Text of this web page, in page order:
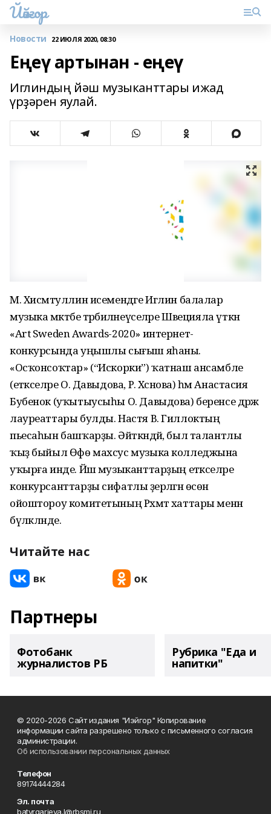
Йәйғор
Новости 22 ИЮЛЯ 2020, 08:30
Еңеү артынан - еңеү
Иглиндың йәш музыканттары ижад
үрҙәрен яулай.
М. Хисмәтуллин исемендәге Иглин балалар
музыка мәктәбе тәрбиәләнеүселәре Швецияла үткән
«Art Sweden Awards-2020» интернет-
конкурсында уңышлы сығыш яһаны.
«Осҡонсоҡтар» (“Искорки”) ҡатнаш ансамбле
(етәкселәре О. Давыдова, Р. Хәсәнова) һәм Анастасия
Бубенок (уҡытыусыһы О. Давыдова) беренсе дәрәжә
лауреаттары булды. Настя В. Гиллоктың
пьесаһын башҡарҙы. Әйткәндәй, был талантлы
ҡыҙ быйыл Өфө махсус музыка колледжына
уҡырға инде. Йәш музыканттарҙың етәкселәре
конкурсанттарҙы сифатлы әҙерләгән өсөн
ойоштороу комитетының Рәхмәт хаттары менән
бүләкләнде.
Читайте нас
Партнеры
Фотобанк
журналистов РБ
Рубрика "Еда и
напитки"
© 2020-2026 Сайт издания "Иэйгор" Копирование
информации сайта разрешено только с письменного согласия
администрации.
Об использовании персональных данных
Телефон
89174444284
Эл. почта
batyrgarieva.l@rbsmi.ru